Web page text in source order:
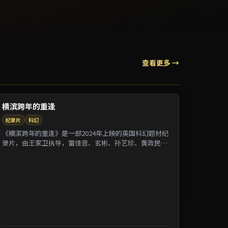
查看更多 →
横滨跨年的重逢
纪录片 科幻
《横滨跨年的重逢》是一部2024年上映的英国科幻题材纪
录片，由王家卫执导，雷佳音、玄彬、孙艺珍、黄政民等